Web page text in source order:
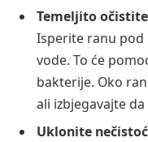
Temeljito
Isperite ranu pod
vode. To će
bakterije. Oko
ali izbjegavajte
Uklonite